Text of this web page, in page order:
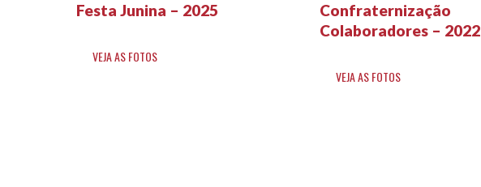
Festa Junina – 2025
VEJA AS FOTOS
Confraternização
Colaboradores – 2022
VEJA AS FOTOS